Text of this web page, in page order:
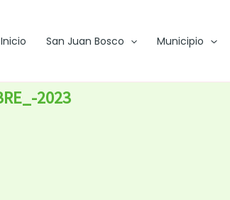
Inicio San Juan Bosco Municipio
2023